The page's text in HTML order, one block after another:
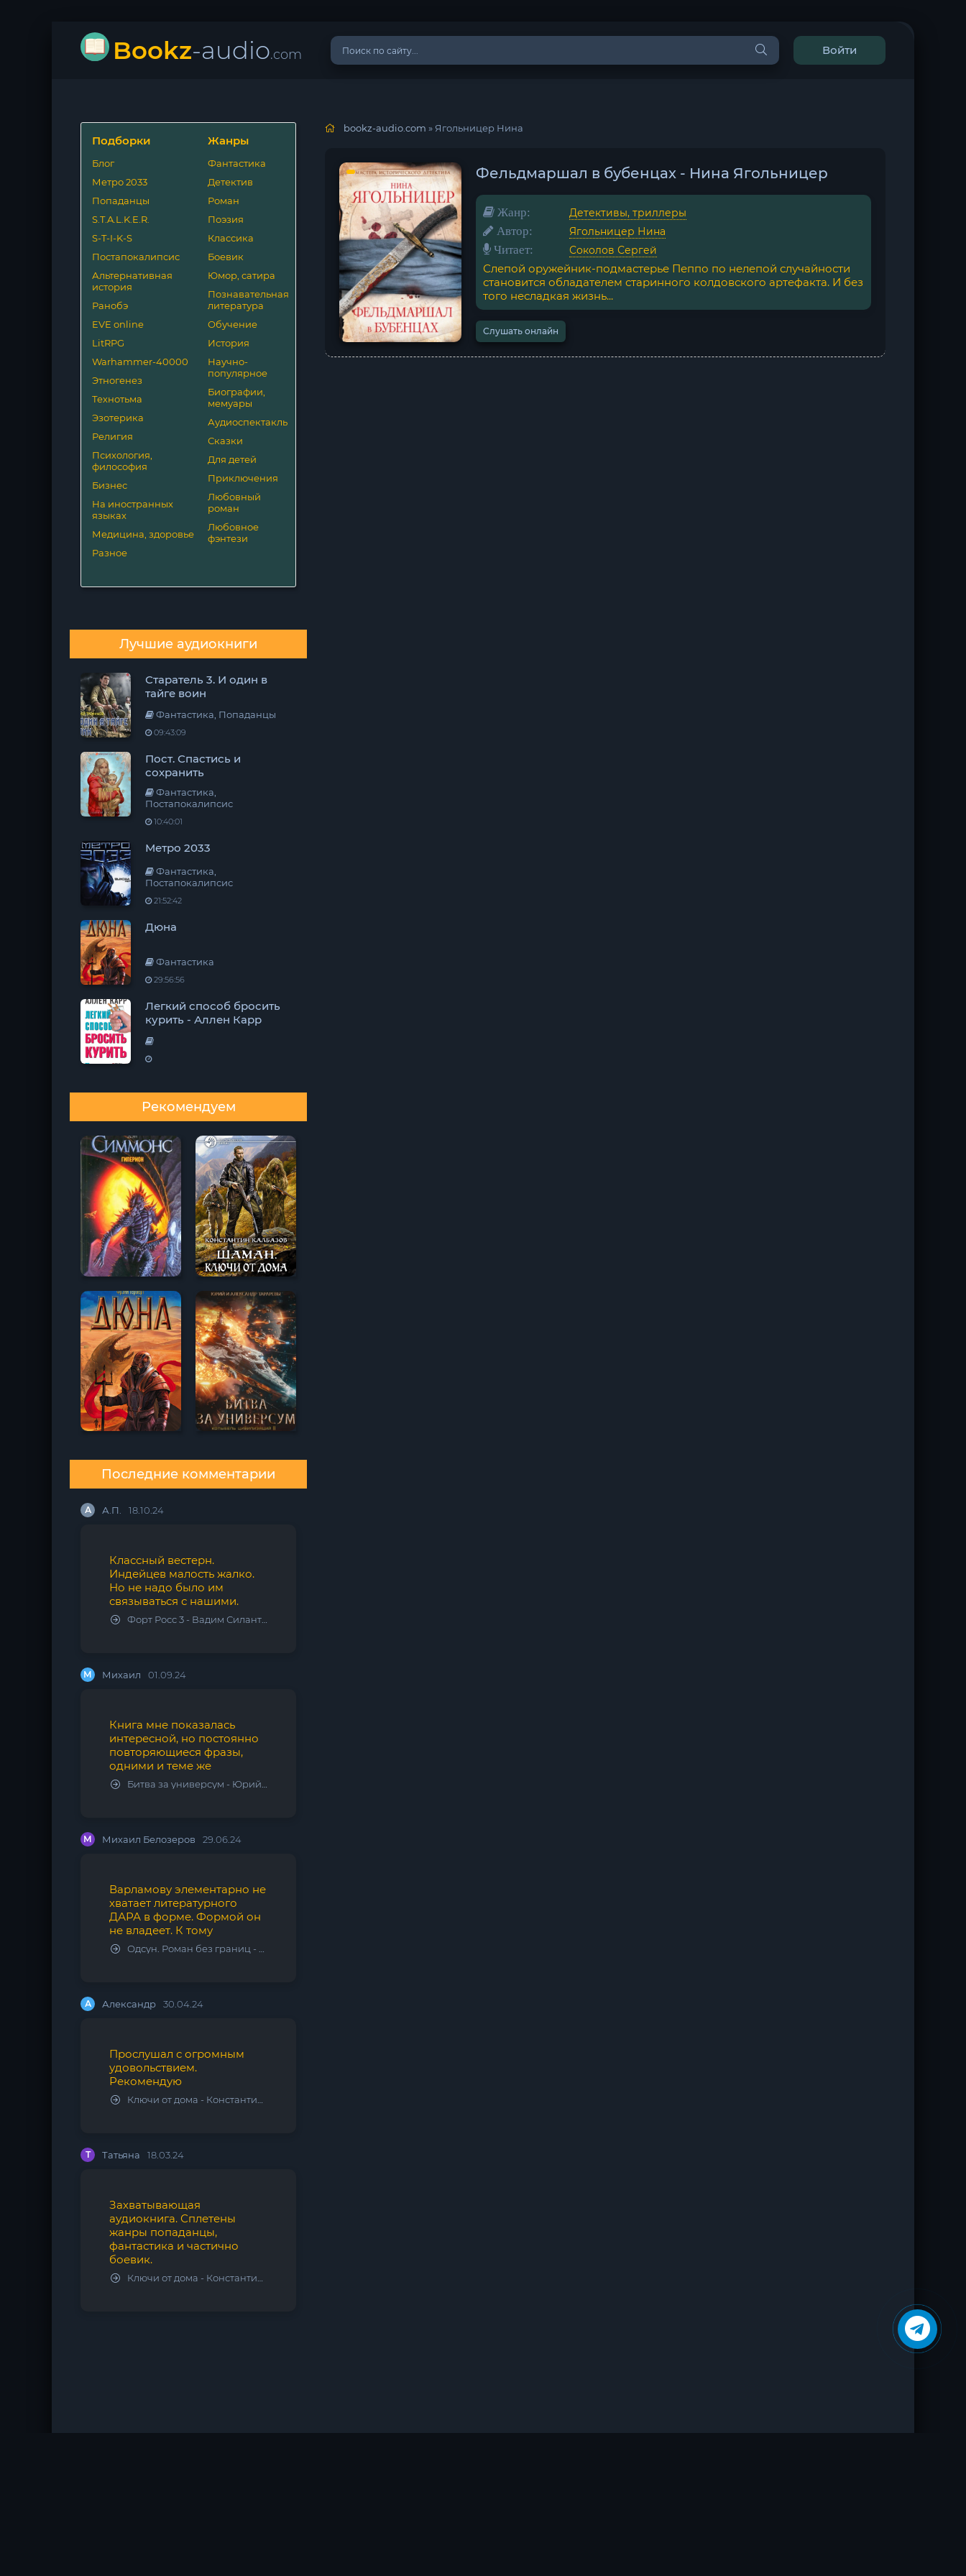
Bookz-audio.com Войти
Подборки
Блог
Метро 2033
Попаданцы
S.T.A.L.K.E.R.
S-T-I-K-S
Постапокалипсис
Альтернативная
история
Ранобэ
EVE online
LitRPG
Warhammer-40000
Этногенез
Технотьма
Эзотерика
Религия
Психология,
философия
Бизнес
На иностранных
языках
Медицина, здоровье
Разное
Жанры
Фантастика
Детектив
Роман
Поэзия
Классика
Боевик
Юмор, сатира
Познавательная
литература
Обучение
История
Научно-
популярное
Биографии,
мемуары
Аудиоспектакль
Сказки
Для детей
Приключения
Любовный
роман
Любовное
фэнтези
Лучшие аудиокниги
Старатель 3. И один в
тайге воин
Фантастика, Попаданцы
09:43:09
Пост. Спастись и
сохранить
Фантастика,
Постапокалипсис
10:40:01
Метро 2033
Фантастика,
Постапокалипсис
21:52:42
Дюна
Фантастика
29:56:56
Легкий способ бросить
курить - Аллен Карр
Рекомендуем
Последние комментарии
А А.П. 18.10.24
Классный вестерн.
Индейцев малость жалко.
Но не надо было им
связываться с нашими.
Форт Росс 3 - Вадим Силантьев
М Михаил 01.09.24
Книга мне показалась
интересной, но постоянно
повторяющиеся фразы,
одними и теме же
Битва за универсум - Юрий Тарарев, Александр Тарарев
М Михаил Белозеров 29.06.24
Варламову элементарно не
хватает литературного
ДАРА в форме. Формой он
не владеет. К тому
Одсун. Роман без границ - Алексей Варламов
А Александр 30.04.24
Прослушал с огромным
удовольствием.
Рекомендую
Ключи от дома - Константин Калбазов
Т Татьяна 18.03.24
Захватывающая
аудиокнига. Сплетены
жанры попаданцы,
фантастика и частично
боевик.
Ключи от дома - Константин Калбазов
bookz-audio.com » Ягольницер Нина
Фельдмаршал в бубенцах - Нина Ягольницер
Жанр: Детективы, триллеры
Автор: Ягольницер Нина
Читает: Соколов Сергей
Слепой оружейник-подмастерье Пеппо по нелепой случайности
становится обладателем старинного колдовского артефакта. И без
того несладкая жизнь...
Слушать онлайн